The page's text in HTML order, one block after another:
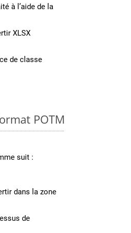
à l’aide de la
XLSX
de classe
POTM
suit :
dans la zone
de